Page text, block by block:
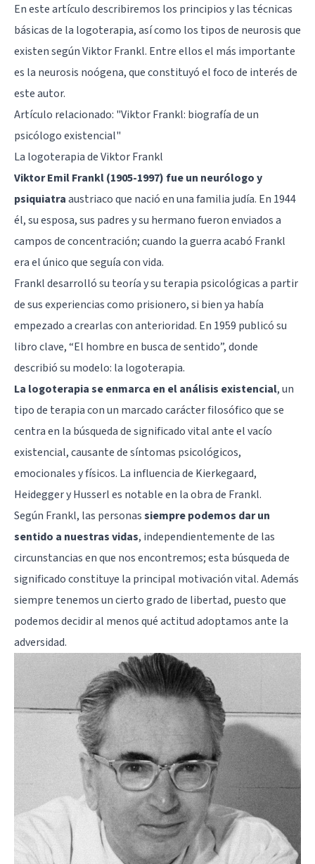
En este artículo describiremos los principios y las técnicas
básicas de la logoterapia, así como los tipos de neurosis que
existen según Viktor Frankl. Entre ellos el más importante
es la neurosis noógena, que constituyó el foco de interés de
este autor.
Artículo relacionado: "Viktor Frankl: biografía de un
psicólogo existencial"
La logoterapia de Viktor Frankl
Viktor Emil Frankl (1905-1997) fue un neurólogo y
psiquiatraaustriaco que nació en una familia judía. En 1944
él, su esposa, sus padres y su hermano fueron enviados a
campos de concentración; cuando la guerra acabó Frankl
era el único que seguía con vida.
Frankl desarrolló su teoría y su terapia psicológicas a partir
de sus experiencias como prisionero, si bien ya había
empezado a crearlas con anterioridad. En 1959 publicó su
libro clave, “El hombre en busca de sentido”, donde
describió su modelo: la logoterapia.
La logoterapia se enmarca en el análisis existencial, un
tipo de terapia con un marcado carácter filosófico que se
centra en la búsqueda de significado vital ante el vacío
existencial, causante de síntomas psicológicos,
emocionales y físicos. La influencia de Kierkegaard,
Heidegger y Husserl es notable en la obra de Frankl.
Según Frankl, las personassiempre podemos dar un
sentido a nuestras vidas, independientemente de las
circunstancias en que nos encontremos; esta búsqueda de
significado constituye la principal motivación vital. Además
siempre tenemos un cierto grado de libertad, puesto que
podemos decidir al menos qué actitud adoptamos ante la
adversidad.